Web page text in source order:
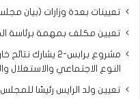
تعيينات بعدة وزارات (بيان مجلس
تعيين مكلف بمهمة برئاسة
مشروع برابس-2
النوع الاجتماعي والاستغلال
تعيين ولد الرايس رئيسًا